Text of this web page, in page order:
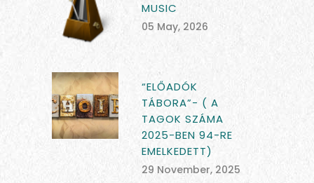
MUSIC
05 May, 2026
“ELŐADÓK
TÁBORA”- ( A
TAGOK SZÁMA
2025-BEN 94-RE
EMELKEDETT)
29 November, 2025